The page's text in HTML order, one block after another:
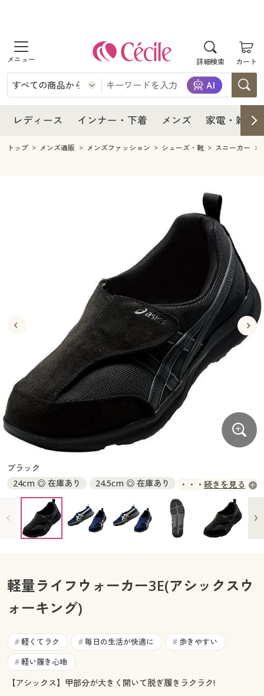
詳細検索 カート
商品を探す
レディース
レディースファッション
インナー・下着
インナー・下着通販すべて
メンズ
キッチン・雑貨・日用品
カーテン・ラグ・ファブリック
美容・健康・サプリメント
制服・スクールすべて
制服・学生服
ジュニア・ティーンズ下着
大きいサイズ通販すべて
大きいサイズ レディース服
大きいサイズ レディース下着
大きいサイズ メンズ
大きいサイズ 事務・制服
バーゲンセール
シークレットセール
詳細検索
商品カテゴリ一覧
カタログ
カタログ・チラシからのご注文
デジタルカタログ
カタログ無料プレゼント
マイページ
お気に入り
サポート
レディース インナー・下着 メンズ 家電・雑貨
レディース
レディース通販すべて
レディースファッション
インナー・下着
インナー・下着通販すべて
メンズ
カーテン・ラグ・ファブリック
ジュニア・ティーンズ下着
大きいサイズ通販すべて
大きいサイズ レディース服
大きいサイズ レディース下着
大きいサイズ メンズ
大きいサイズ 事務・制服
バーゲンセール
シークレットセール
商品カテゴリ一覧
カタログ
カタログ・チラシからのご注文
カタログ無料プレゼント
会員メニュー
閲覧履歴
お気に入り
サポート
ご利用ガイド
トップ メンズ通販 メンズファッション シューズ・靴 スニーカー
ブラック
24cm ◎ 在庫あり
24.5cm ◎ 在庫あり
25cm ○ 在庫わずか
25.5cm ○ 在庫わずか
26cm ◎ 在庫あり
26.5cm ◎ 在庫あり
27cm ◎ 在庫あり
28cm ○ 在庫わずか
続きを見る
軽量ライフウォーカー3E(アシックスウ
ォーキング)
# 軽くてラク # 毎日の生活が快適に # 歩きやすい
# 軽い履き心地
【アシックス】甲部分が大きく開いて脱ぎ履きラクラク!